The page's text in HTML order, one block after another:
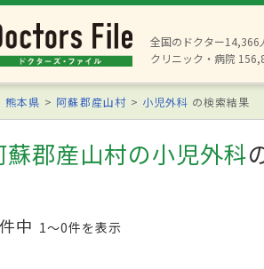
全国のドクター14,366
クリニック・病院
熊本県 阿蘇郡産山村 小児外科 の検索結果
蘇郡産山村の小児外科
件中 1〜0件を表示